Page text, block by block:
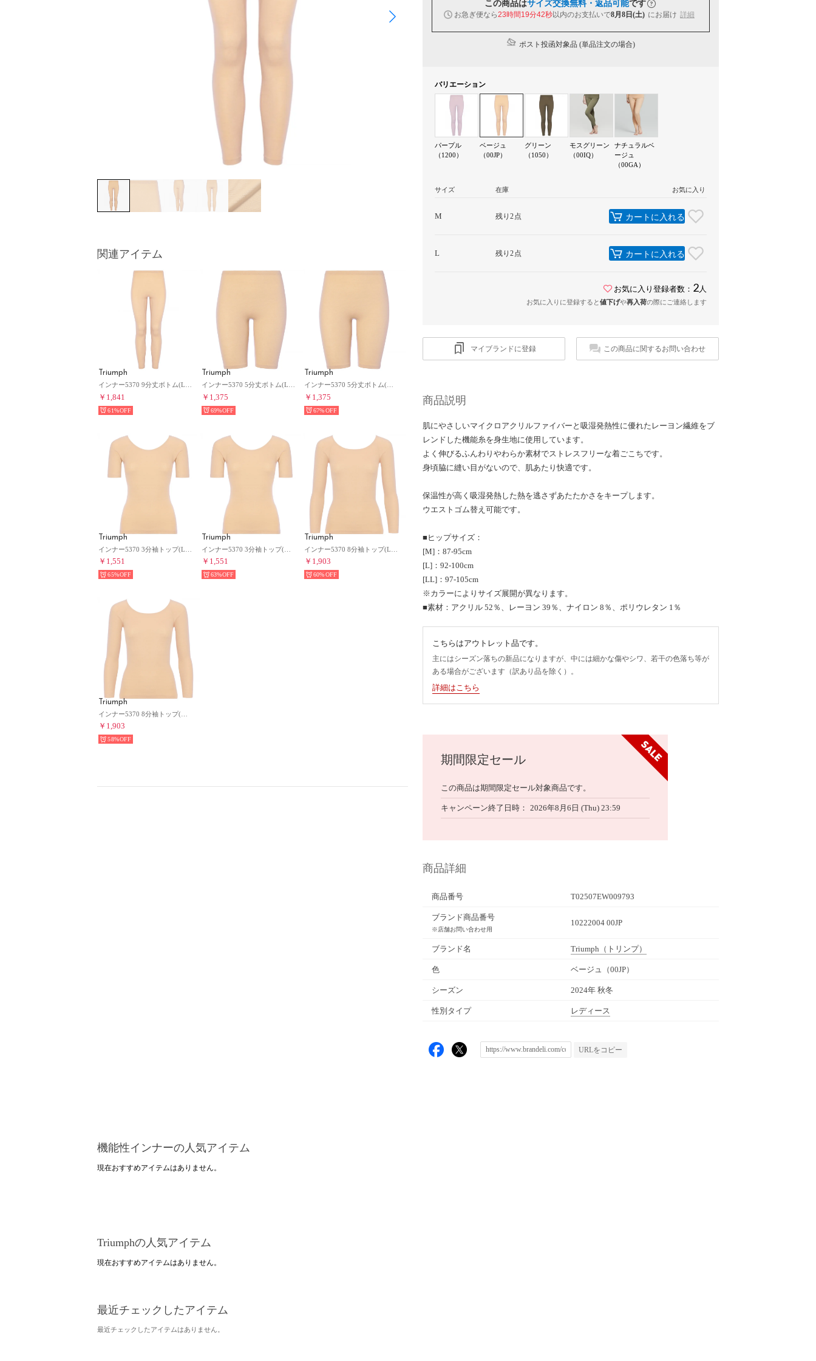
関連アイテム
Triumph
￥1,841
61%
Triumph
￥1,375
69%
Triumph
￥1,375
67%
Triumph
￥1,551
65%
Triumph
￥1,551
63%
Triumph
￥1,903
60%
Triumph
￥1,903
58%
この商品はサイズ交換無料・返品可能です
お急ぎ便なら23時間19分41秒以内のお支払いで8月8日(土) にお届け 詳細
ポスト投函対象品 (単品注文の場合)
バリエーション
パープル
（1200）
ベージュ
（00JP）
グリーン
（1050）
モスグリーン
（00IQ）
ナチュラルベ
ージュ
（00GA）
サイズ 在庫 お気に入り
M 残り2点 カートに入れる
L 残り2点 カートに入れる
お気に入り登録者数： 2 人
お気に入りに登録すると値下げや再入荷の際にご連絡します
マイブランドに登録 この商品に関するお問い合わせ
商品説明
肌にやさしいマイクロアクリルファイバーと吸湿発熱性に優れたレーヨン繊維をブ
レンドした機能糸を身生地に使用しています。
よく伸びるふんわりやわらか素材でストレスフリーな着ごこちです。
身頃脇に縫い目がないので、肌あたり快適です。
保温性が高く吸湿発熱した熱を逃さずあたたかさをキープします。
ウエストゴム替え可能です。
■ヒップサイズ：
[M]：87-95cm
[L]：92-100cm
[LL]：97-105cm
※カラーによりサイズ展開が異なります。
■素材：アクリル 52％、レーヨン 39％、ナイロン 8％、ポリウレタン 1％
こちらはアウトレット品です。
主にはシーズン落ちの新品になりますが、中には細かな傷やシワ、若干の色落ち等が
ある場合がございます（訳あり品を除く）。
詳細はこちら
期間限定セール
この商品は期間限定セール対象商品です。
キャンペーン終了日時 2026年8月6日 (Thu) 23:59
商品詳細
商品番号 T02507EW009793
ブランド商品番号
※店舗お問い合わせ用
10222004 00JP
ブランド名 Triumph （トリンプ）
色 ベージュ（00JP）
シーズン 2024年 秋冬
性別タイプ レディース
URLをコピー
機能性インナーの人気アイテム
現在おすすめアイテムはありません。
Triumphの人気アイテム
現在おすすめアイテムはありません。
最近チェックしたアイテム
最近チェックしたアイテムはありません。